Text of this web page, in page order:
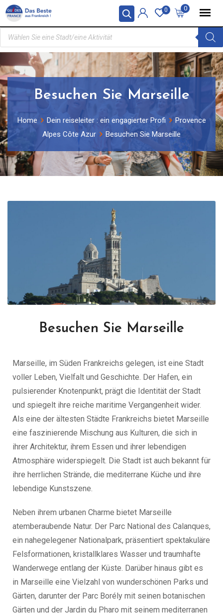
0
0
Besuchen Sie Marseille
Home Dein reiseleiter : ein engagierter Profi
Provence
Alpes Côte Azur
Besuchen Sie Marseille
Besuchen Sie Marseille
Marseille, im Süden Frankreichs gelegen, ist eine Stadt
voller Leben, Vielfalt und Geschichte. Der Hafen, ein
pulsierender Knotenpunkt, prägt die Identität der Stadt
und spiegelt ihre reiche maritime Vergangenheit wider.
Als eine der ältesten Städte Frankreichs bietet Marseille
eine faszinierende Mischung aus Kulturen, die sich in
ihrer Architektur, ihrem Essen und ihrer lebendigen
Atmosphäre widerspiegelt. Die Stadt ist auch bekannt für
ihre herrlichen Strände, die mediterrane Küche und ihre
lebendige Kunstszene.
Neben ihrem urbanen Charme bietet Marseille
atemberaubende Natur. Der Parc National des Calanques,
ein nahegelegener Nationalpark, präsentiert spektakuläre
Felsformationen, kristallklares Wasser und traumhafte
Wanderwege entlang der Küste. Darüber hinaus gibt es
in Marseille eine Vielzahl von wunderschönen Parks und
Gärten, darunter der Parc Borély mit seinen botanischen
Gärten und der Jardin du Pharo mit seinem mediterranen